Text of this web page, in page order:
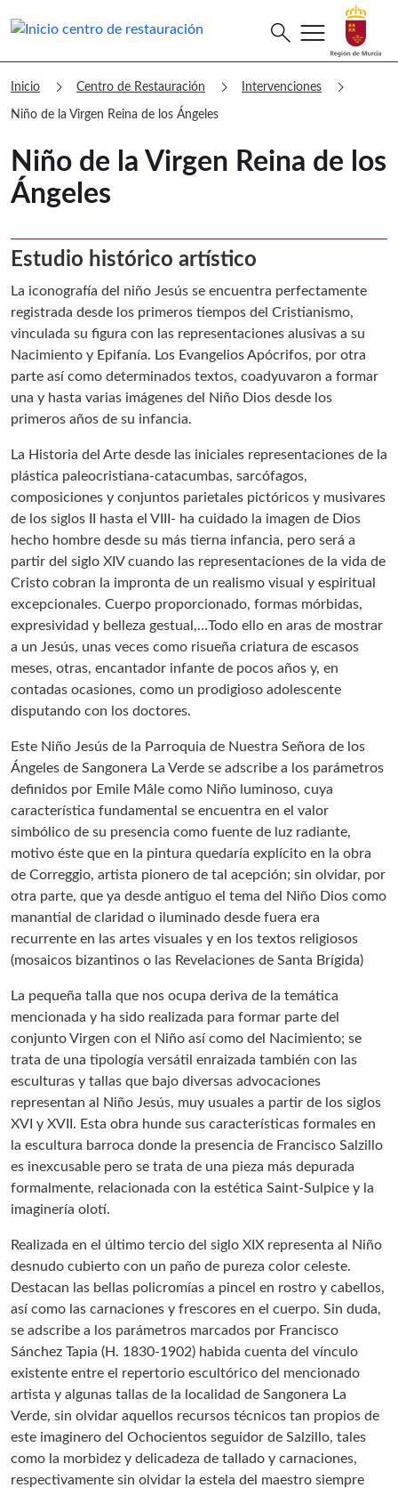
Centro de Restauración Niño de la
Buscar
search menu
Inicio chevron_right Centro de Restauración chevron_right Intervenciones chevron_right
Niño de la Virgen Reina de los Ángeles
Niño de la Virgen Reina de los
Ángeles
Estudio histórico artístico
La iconografía del niño Jesús se encuentra perfectamente
registrada desde los primeros tiempos del Cristianismo,
vinculada su figura con las representaciones alusivas a su
Nacimiento y Epifanía. Los Evangelios Apócrifos, por otra
parte así como determinados textos, coadyuvaron a formar
una y hasta varias imágenes del Niño Dios desde los
primeros años de su infancia.
La Historia del Arte desde las iniciales representaciones de la
plástica paleocristiana-catacumbas, sarcófagos,
composiciones y conjuntos parietales pictóricos y musivares
de los siglos II hasta el VIII- ha cuidado la imagen de Dios
hecho hombre desde su más tierna infancia, pero será a
partir del siglo XIV cuando las representaciones de la vida de
Cristo cobran la impronta de un realismo visual y espiritual
excepcionales. Cuerpo proporcionado, formas mórbidas,
expresividad y belleza gestual,…Todo ello en aras de mostrar
a un Jesús, unas veces como risueña criatura de escasos
meses, otras, encantador infante de pocos años y, en
contadas ocasiones, como un prodigioso adolescente
disputando con los doctores.
Este Niño Jesús de la Parroquia de Nuestra Señora de los
Ángeles de Sangonera La Verde se adscribe a los parámetros
definidos por Emile Mâle como Niño luminoso, cuya
característica fundamental se encuentra en el valor
simbólico de su presencia como fuente de luz radiante,
motivo éste que en la pintura quedaría explícito en la obra
de Correggio, artista pionero de tal acepción; sin olvidar, por
otra parte, que ya desde antiguo el tema del Niño Dios como
manantial de claridad o iluminado desde fuera era
recurrente en las artes visuales y en los textos religiosos
(mosaicos bizantinos o las Revelaciones de Santa Brígida)
La pequeña talla que nos ocupa deriva de la temática
mencionada y ha sido realizada para formar parte del
conjunto Virgen con el Niño así como del Nacimiento; se
trata de una tipología versátil enraizada también con las
esculturas y tallas que bajo diversas advocaciones
representan al Niño Jesús, muy usuales a partir de los siglos
XVI y XVII. Esta obra hunde sus características formales en
la escultura barroca donde la presencia de Francisco Salzillo
es inexcusable pero se trata de una pieza más depurada
formalmente, relacionada con la estética Saint-Sulpice y la
imaginería olotí.
Realizada en el último tercio del siglo XIX representa al Niño
desnudo cubierto con un paño de pureza color celeste.
Destacan las bellas policromías a pincel en rostro y cabellos,
así como las carnaciones y frescores en el cuerpo. Sin duda,
se adscribe a los parámetros marcados por Francisco
Sánchez Tapia (H. 1830-1902) habida cuenta del vínculo
existente entre el repertorio escultórico del mencionado
artista y algunas tallas de la localidad de Sangonera La
Verde, sin olvidar aquellos recursos técnicos tan propios de
este imaginero del Ochocientos seguidor de Salzillo, tales
como la morbidez y delicadeza de tallado y carnaciones,
respectivamente sin olvidar la estela del maestro siempre